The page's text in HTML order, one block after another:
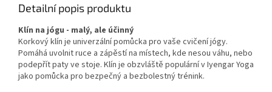
Detailní popis produktu
Klín na jógu - malý, ale účinný
Korkový klín je univerzální pomůcka pro vaše cvičení jógy.
Pomáhá uvolnit ruce a zápěstí na místech, kde nesou váhu, nebo
podepřít paty ve stoje. Klín je obzvláště populární v Iyengar Yoga
jako pomůcka pro bezpečný a bezbolestný trénink.